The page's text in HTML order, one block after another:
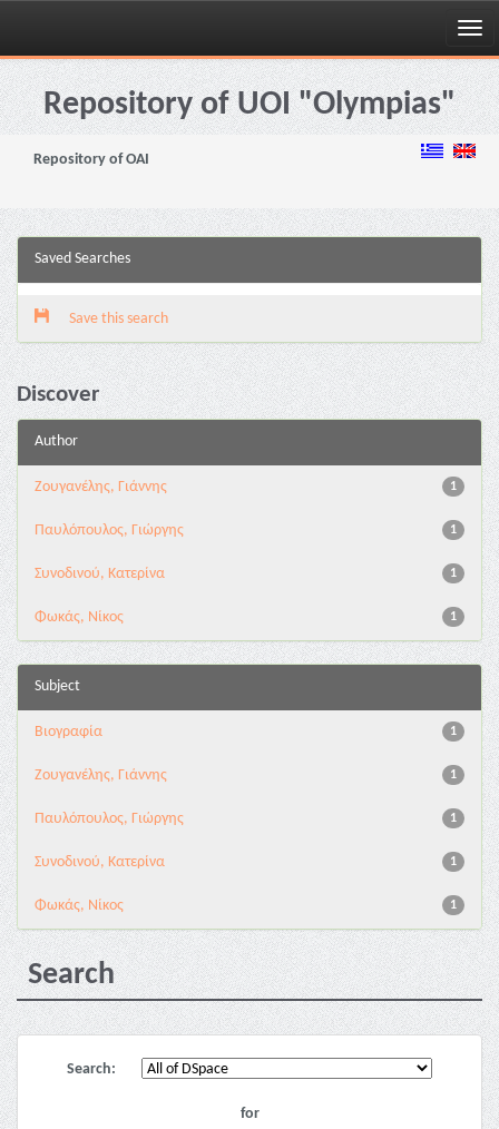
Skip
navigationRepository of UOI "Olympias"
Repository of OAI
Saved Searches
Save this search
Discover
Author
1
Ζουγανέλης, Γιάννης
1
Παυλόπουλος, Γιώργης
1
Συνοδινού, Κατερίνα
1
Φωκάς, Νίκος
Subject
1
Βιογραφία
1
Ζουγανέλης, Γιάννης
1
Παυλόπουλος, Γιώργης
1
Συνοδινού, Κατερίνα
1
Φωκάς, Νίκος
Search
Search:
for